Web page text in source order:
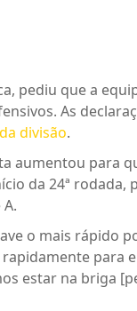
pediu que a
As
divisão.
aumentou para
da 24ª
o mais rápido
para
estar na briga